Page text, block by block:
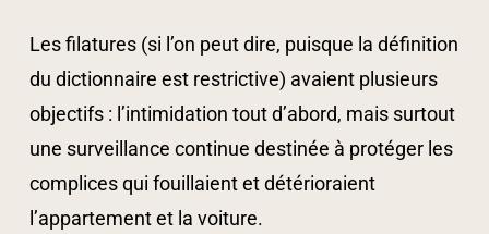
Les filatures (si l’on peut dire, puisque la définition
du dictionnaire est restrictive) avaient plusieurs
objectifs : l’intimidation tout d’abord, mais surtout
une surveillance continue destinée à protéger les
complices qui fouillaient et détérioraient
l’appartement et la voiture.